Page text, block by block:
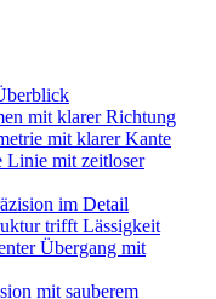
mit klarer Richtung
mit klarer Kante
mit zeitloser
im Detail
trifft Lässigkeit
Übergang mit
mit sauberem